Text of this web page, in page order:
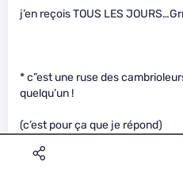
j’en reçois TOUS LES JOURS…Grr
* c”est une ruse des
quelqu’un !
(c’est pour ça que je répond)